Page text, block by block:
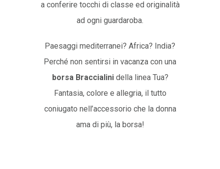
a conferire tocchi di classe ed originalità
ad ogni guardaroba.
Paesaggi mediterranei? Africa? India?
Perché non sentirsi in vacanza con una
borsa Braccialinidella linea Tua?
Fantasia, colore e allegria, il tutto
coniugato nell’accessorio che la donna
ama di più, la borsa!